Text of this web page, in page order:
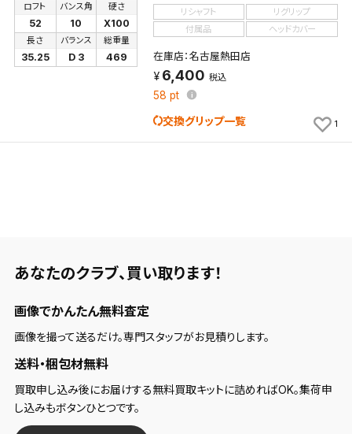
ロフト
52
バンス角
10
硬さ
X100
長さ
35.25
バランス
D 3
総重量
469
リシャフト
リグリップ
付属品
ヘッドカバー
在庫店：名古屋熱田店
6,400 税込
58 pt
交換グリップ一覧 1
新着通知
新着通知を「する」にすると、この条件に一致する商品
が入荷した際に、メール及びお客様のアカウント内の
「お知らせ」で通知します。
保存された検索条件は変更できません。
キャンセル
検索条件を保存しました。
これまで保存した検索条件は、マイページの「保存検
索条件一覧」で確認できます。
あなたのクラブ、 買い取ります！
画像でかんたん無料査定
画像を撮って送るだけ。専門スタッフがお見積りします。
送料・梱包材無料
買取申し込み後にお届けする無料買取キットに詰めればOK。集荷申
し込みもボタンひとつです。